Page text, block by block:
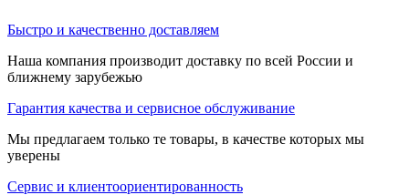
Быстро и качественно доставляем
Наша компания производит доставку по всей России и
ближнему зарубежью
Гарантия качества и сервисное обслуживание
Мы предлагаем только те товары, в качестве которых мы
уверены
Сервис и клиентоориентированность